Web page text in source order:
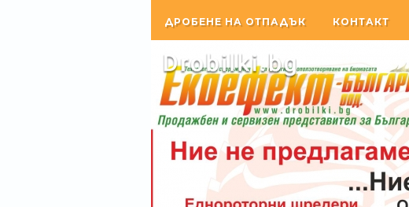
ДРОБЕНЕ НА ОТПАДЪК КОНТАКТ